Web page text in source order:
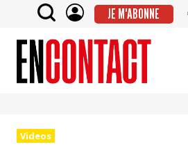
JE M'ABONNE
Videos